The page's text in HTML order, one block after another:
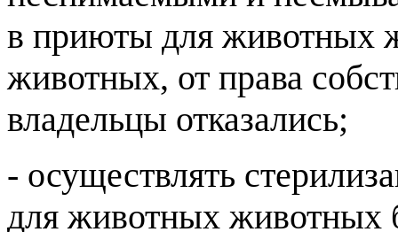
в приюты для животных
животных, от права
владельцы отказались;
- осуществлять
для животных животных